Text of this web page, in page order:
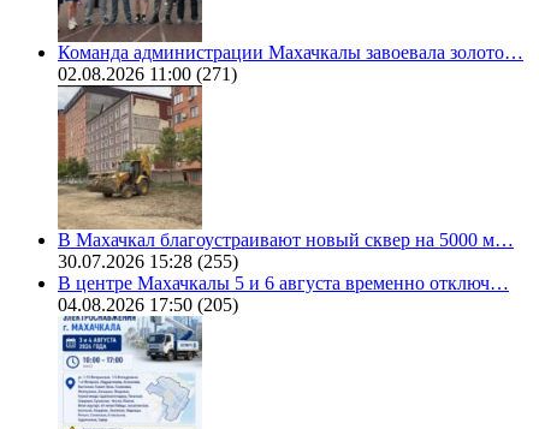
Команда администрации Махачкалы завоевала золото…
02.08.2026 11:00 (271)
В Махачкал благоустраивают новый сквер на 5000 м…
30.07.2026 15:28 (255)
В центре Махачкалы 5 и 6 августа временно отключ…
04.08.2026 17:50 (205)